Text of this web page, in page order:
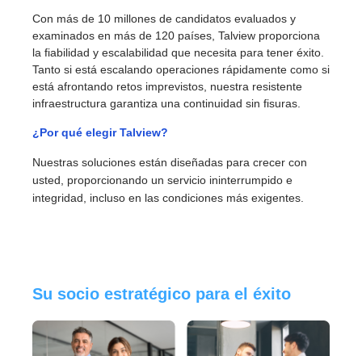
Con más de 10 millones de candidatos evaluados y
examinados en más de 120 países, Talview proporciona
la fiabilidad y escalabilidad que necesita para tener éxito.
Tanto si está escalando operaciones rápidamente como si
está afrontando retos imprevistos, nuestra resistente
infraestructura garantiza una continuidad sin fisuras.
¿Por qué elegir Talview?
Nuestras soluciones están diseñadas para crecer con
usted, proporcionando un servicio ininterrumpido e
integridad, incluso en las condiciones más exigentes.
Su socio estratégico para el éxito